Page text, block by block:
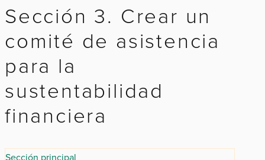
Sección 3. Crear un
comité de asistencia
para la
sustentabilidad
financiera
Sección principal